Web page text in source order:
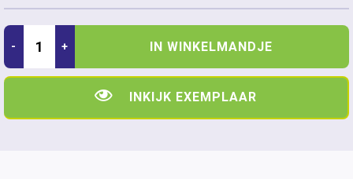
- + IN WINKELMANDJE
INKIJK EXEMPLAAR